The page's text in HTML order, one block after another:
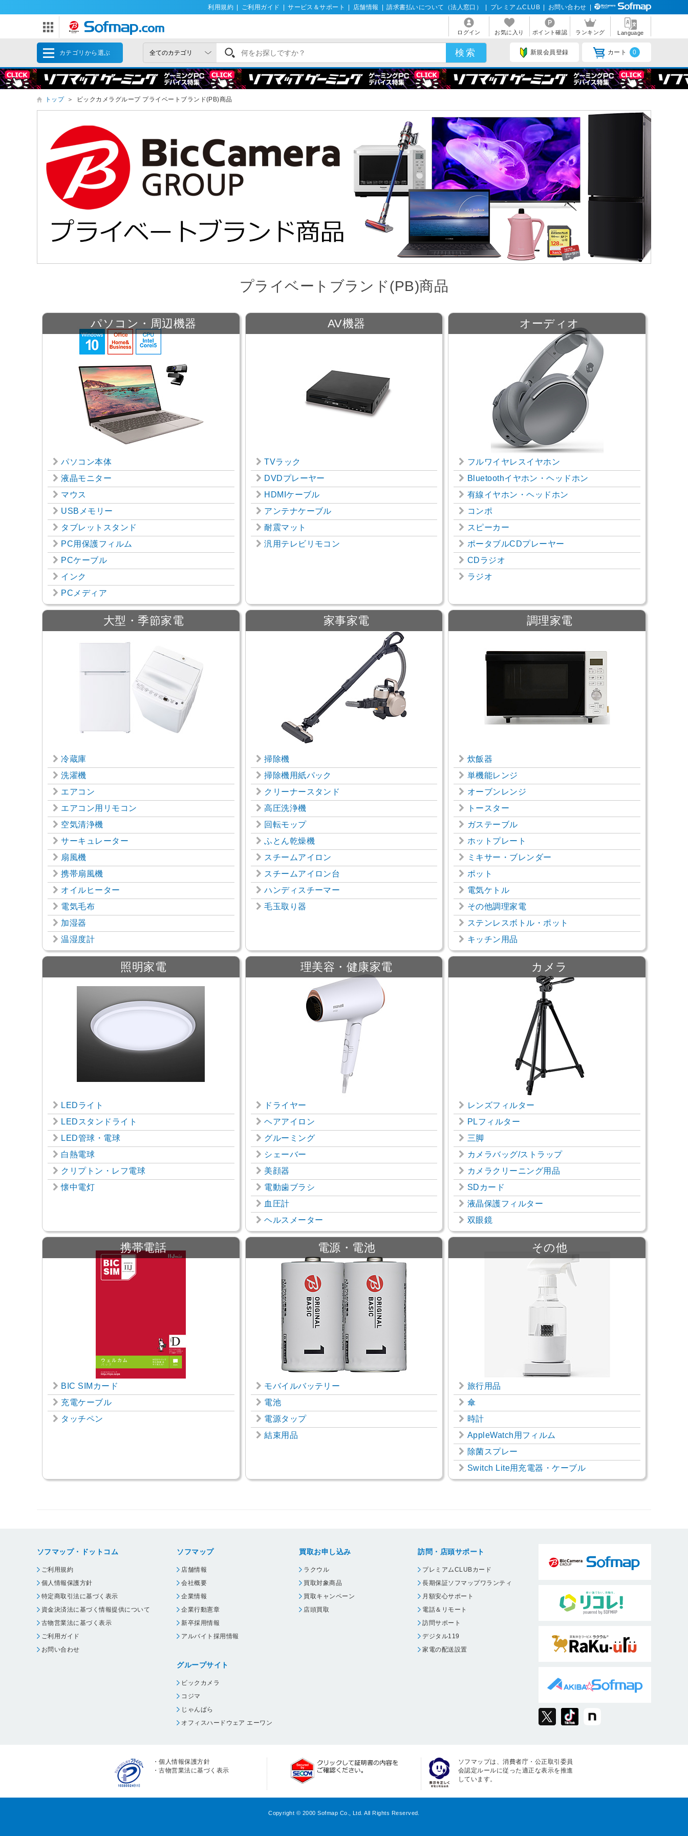
利用規約 ご利用ガイド サービス＆サポート 店舗情報 請求書払いについて（法人窓口） プレミアムCLUB お問い合わせ
ログイン お気に入り ポイント確認 ランキング Language
カテゴリから選ぶ 新規会員登録 カート 0
トップ ＞ ビックカメラグループ プライベートブランド(PB)商品
プライベートブランド(PB)商品
パソコン・周辺機器
パソコン本体
液晶モニター
マウス
USBメモリー
タブレットスタンド
PC用保護フィルム
PCケーブル
インク
PCメディア
AV機器
TVラック
DVDプレーヤー
HDMIケーブル
アンテナケーブル
耐震マット
汎用テレビリモコン
オーディオ
フルワイヤレスイヤホン
Bluetoothイヤホン・ヘッドホン
有線イヤホン・ヘッドホン
コンポ
スピーカー
ポータブルCDプレーヤー
CDラジオ
ラジオ
大型・季節家電
冷蔵庫
洗濯機
エアコン
エアコン用リモコン
空気清浄機
サーキュレーター
扇風機
携帯扇風機
オイルヒーター
電気毛布
加湿器
温湿度計
家事家電
掃除機
掃除機用紙パック
クリーナースタンド
高圧洗浄機
回転モップ
ふとん乾燥機
スチームアイロン
スチームアイロン台
ハンディスチーマー
毛玉取り器
調理家電
炊飯器
単機能レンジ
オーブンレンジ
トースター
ガステーブル
ホットプレート
ミキサー・ブレンダー
ポット
電気ケトル
その他調理家電
ステンレスボトル・ポット
キッチン用品
照明家電
LEDライト
LEDスタンドライト
LED管球・電球
白熱電球
クリプトン・レフ電球
懐中電灯
理美容・健康家電
ドライヤー
ヘアアイロン
グルーミング
シェーバー
美顔器
電動歯ブラシ
血圧計
ヘルスメーター
カメラ
レンズフィルター
PLフィルター
三脚
カメラバッグ/ストラップ
カメラクリーニング用品
SDカード
液晶保護フィルター
双眼鏡
携帯電話
BIC SIMカード
充電ケーブル
タッチペン
電源・電池
モバイルバッテリー
電池
電源タップ
結束用品
その他
旅行用品
傘
時計
AppleWatch用フィルム
除菌スプレー
Switch Lite用充電器・ケーブル
ソフマップ・ドットコム
ご利用規約
個人情報保護方針
特定商取引法に基づく表示
資金決済法に基づく情報提供について
古物営業法に基づく表示
ご利用ガイド
お問い合わせ
ソフマップ
店舗情報
会社概要
企業情報
企業行動憲章
新卒採用情報
アルバイト採用情報
グループサイト
ビックカメラ
コジマ
じゃんぱら
オフィスハードウェア エーワン
買取お申し込み
ラクウル
買取対象商品
買取キャンペーン
店頭買取
訪問・店頭サポート
プレミアムCLUBカード
長期保証ソフマップワランティ
月額安心サポート
電話＆リモート
訪問サポート
デジタル119
家電の配送設置
・個人情報保護方針
・古物営業法に基づく表示
ソフマップは、消費者庁・公正取引委員
会認定ルールに従った適正な表示を推進
しています。
Copyright © 2000 Sofmap Co., Ltd. All Rights Reserved.